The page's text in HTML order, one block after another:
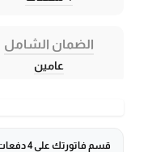
الضمان الشامل
عامين
قسم فاتورتك على 4 دفعات